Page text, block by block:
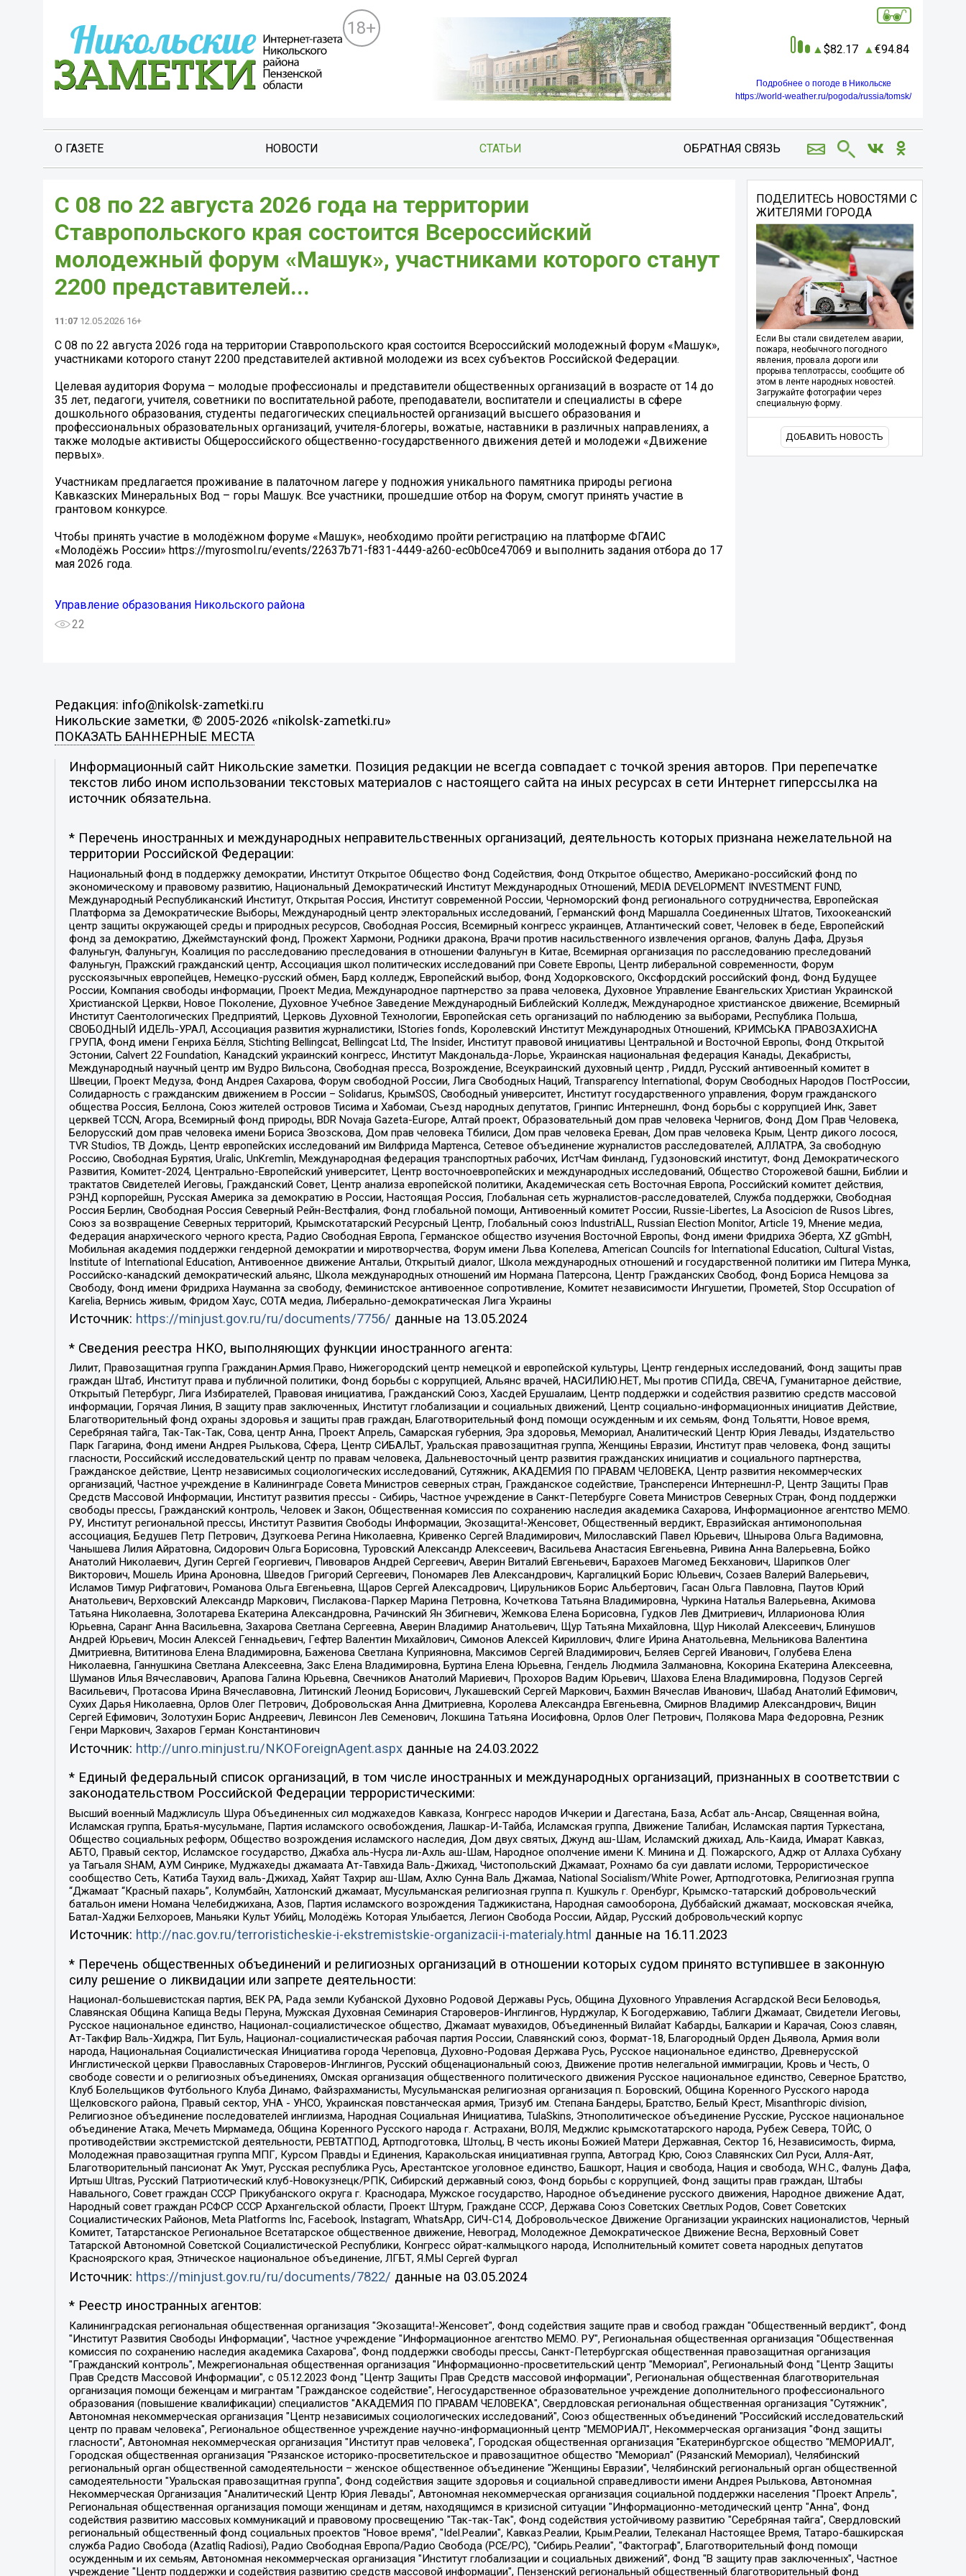
18+
82.17 94.84
Подробнее о погоде в Никольске
https://world-weather.ru/pogoda/russia/tomsk/
О ГАЗЕТЕ НОВОСТИ СТАТЬИ ОБРАТНАЯ СВЯЗЬ
С 08 по 22 августа 2026 года на территории
Ставропольского края состоится Всероссийский
молодежный форум «Машук», участниками которого станут
2200 представителей...
11:07 12.05.2026 16+
С 08 по 22 августа 2026 года на территории Ставропольского края состоится Всероссийский молодежный форум «Машук»,
участниками которого станут 2200 представителей активной молодежи из всех субъектов Российской Федерации.
Целевая аудитория Форума – молодые профессионалы и представители общественных организаций в возрасте от 14 до
35 лет, педагоги, учителя, советники по воспитательной работе, преподаватели, воспитатели и специалисты в сфере
дошкольного образования, студенты педагогических специальностей организаций высшего образования и
профессиональных образовательных организаций, учителя-блогеры, вожатые, наставники в различных направлениях, а
также молодые активисты Общероссийского общественно-государственного движения детей и молодежи «Движение
первых».
Участникам предлагается проживание в палаточном лагере у подножия уникального памятника природы региона
Кавказских Минеральных Вод – горы Машук. Все участники, прошедшие отбор на Форум, смогут принять участие в
грантовом конкурсе.
Чтобы принять участие в молодёжном форуме «Машук», необходимо пройти регистрацию на платформе ФГАИС
«Молодёжь России» https://myrosmol.ru/events/22637b71-f831-4449-a260-ec0b0ce47069 и выполнить задания отбора до 17
мая 2026 года.
Управление образования Никольского района
22
ПОДЕЛИТЕСЬ НОВОСТЯМИ С
ЖИТЕЛЯМИ ГОРОДА
Если Вы стали свидетелем аварии,
пожара, необычного погодного
явления, провала дороги или
прорыва теплотрассы, сообщите об
этом в ленте народных новостей.
Загружайте фотографии через
специальную форму.
ДОБАВИТЬ НОВОСТЬ
Редакция: info@nikolsk-zametki.ru
Никольские заметки, © 2005-2026 «nikolsk-zametki.ru»
ПОКАЗАТЬ БАННЕРНЫЕ МЕСТА
Информационный сайт Никольские заметки. Позиция редакции не всегда совпадает с точкой зрения авторов. При перепечатке
текстов либо ином использовании текстовых материалов с настоящего сайта на иных ресурсах в сети Интернет гиперссылка на
источник обязательна.
* Перечень иностранных и международных неправительственных организаций, деятельность которых признана нежелательной на
территории Российской Федерации:
Национальный фонд в поддержку демократии, Институт Открытое Общество Фонд Содействия, Фонд Открытое общество, Американо-российский фонд по
экономическому и правовому развитию, Национальный Демократический Институт Международных Отношений, MEDIA DEVELOPMENT INVESTMENT FUND,
Международный Республиканский Институт, Открытая Россия, Институт современной России, Черноморский фонд регионального сотрудничества, Европейская
Платформа за Демократические Выборы, Международный центр электоральных исследований, Германский фонд Маршалла Соединенных Штатов, Тихоокеанский
центр защиты окружающей среды и природных ресурсов, Свободная Россия, Всемирный конгресс украинцев, Атлантический совет, Человек в беде, Европейский
фонд за демократию, Джеймстаунский фонд, Прожект Хармони, Родники дракона, Врачи против насильственного извлечения органов, Фалунь Дафа, Друзья
Фалуньгун, Фалуньгун, Коалиция по расследованию преследования в отношении Фалуньгун в Китае, Всемирная организация по расследованию преследований
Фалуньгун, Пражский гражданский центр, Ассоциация школ политических исследований при Совете Европы, Центр либеральной современности, Форум
русскоязычных европейцев, Немецко-русский обмен, Бард колледж, Европейский выбор, Фонд Ходорковского, Оксфордский российский фонд, Фонд Будущее
России, Компания свободы информации, Проект Медиа, Международное партнерство за права человека, Духовное Управление Евангельских Христиан Украинской
Христианской Церкви, Новое Поколение, Духовное Учебное Заведение Международный Библейский Колледж, Международное христианское движение, Всемирный
Институт Саентологических Предприятий, Церковь Духовной Технологии, Европейская сеть организаций по наблюдению за выборами, Республика Польша,
СВОБОДНЫЙ ИДЕЛЬ-УРАЛ, Ассоциация развития журналистики, IStories fonds, Королевский Институт Международных Отношений, КРИМСЬКА ПРАВОЗАХИСНА
ГРУПА, Фонд имени Генриха Бёлля, Stichting Bellingcat, Bellingcat Ltd, The Insider, Институт правовой инициативы Центральной и Восточной Европы, Фонд Открытой
Эстонии, Calvert 22 Foundation, Канадский украинский конгресс, Институт Макдональда-Лорье, Украинская национальная федерация Канады, Декабристы,
Международный научный центр им Вудро Вильсона, Свободная пресса, Возрождение, Всеукраинский духовный центр , Риддл, Русский антивоенный комитет в
Швеции, Проект Медуза, Фонд Андрея Сахарова, Форум свободной России, Лига Свободных Наций, Transparеncy International, Форум Свободных Народов ПостРоссии,
Солидарность с гражданским движением в России – Solidarus, КрымSOS, Свободный университет, Институт государственного управления, Форум гражданского
общества Россия, Беллона, Союз жителей островов Тисима и Хабомаи, Съезд народных депутатов, Гринпис Интернешнл, Фонд борьбы с коррупцией Инк, Завет
церквей TCCN, Агора, Всемирный фонд природы, BDR Novaja Gazeta-Europe, Алтай проект, Образовательный дом прав человека Чернигов, Фонд Дом Прав Человека,
Белорусский дом прав человека имени Бориса Звозскова, Дом прав человека Тбилиси, Дом прав человека Ереван, Дом прав человека Крым, Центр дикого лосося,
TVR Studios, ТВ Дождь, Центр европейских исследований им Вилфрида Мартенса, Сетевое объединение журналистов расследователей, АЛЛАТРА, За свободную
Россию, Свободная Бурятия, Uralic, UnKremlin, Международная федерация транспортных рабочих, ИстЧам Финланд, Гудзоновский институт, Фонд Демократического
Развития, Комитет-2024, Центрально-Европейский университет, Центр восточноевропейских и международных исследований, Общество Сторожевой башни, Библии и
трактатов Свидетелей Иеговы, Гражданский Совет, Центр анализа европейской политики, Академическая сеть Восточная Европа, Российский комитет действия,
РЭНД корпорейшн, Русская Америка за демократию в России, Настоящая Россия, Глобальная сеть журналистов-расследователей, Служба поддержки, Свободная
Россия Берлин, Свободная Россия Северный Рейн-Вестфалия, Фонд глобальной помощи, Антивоенный комитет России, Russie-Libertes, La Asocicion de Rusos Libres,
Союз за возвращение Северных территорий, Крымскотатарский Ресурсный Центр, Глобальный союз IndustriALL, Russian Election Monitor, Article 19, Мнение медиа,
Федерация анархического черного креста, Радио Свободная Европа, Германское общество изучения Восточной Европы, Фонд имени Фридриха Эберта, XZ gGmbH,
Мобильная академия поддержки гендерной демократии и миротворчества, Форум имени Льва Копелева, American Councils for International Education, Cultural Vistas,
Institute of International Education, Антивоенное движение Антальи, Открытый диалог, Школа международных отношений и государственной политики им Питера Мунка,
Российско-канадский демократический альянс, Школа международных отношений им Нормана Патерсона, Центр Гражданских Свобод, Фонд Бориса Немцова за
Свободу, Фонд имени Фридриха Науманна за свободу, Феминистское антивоенное сопротивление, Комитет независимости Ингушетии, Прометей, Stop Occupation of
Karelia, Вернись живым, Фридом Хаус, СОТА медиа, Либерально-демократическая Лига Украины
Источник: https://minjust.gov.ru/ru/documents/7756/ данные на 13.05.2024
* Сведения реестра НКО, выполняющих функции иностранного агента:
Лилит, Правозащитная группа Гражданин.Армия.Право, Нижегородский центр немецкой и европейской культуры, Центр гендерных исследований, Фонд защиты прав
граждан Штаб, Институт права и публичной политики, Фонд борьбы с коррупцией, Альянс врачей, НАСИЛИЮ.НЕТ, Мы против СПИДа, СВЕЧА, Гуманитарное действие,
Открытый Петербург, Лига Избирателей, Правовая инициатива, Гражданский Союз, Хасдей Ерушалаим, Центр поддержки и содействия развитию средств массовой
информации, Горячая Линия, В защиту прав заключенных, Институт глобализации и социальных движений, Центр социально-информационных инициатив Действие,
Благотворительный фонд охраны здоровья и защиты прав граждан, Благотворительный фонд помощи осужденным и их семьям, Фонд Тольятти, Новое время,
Серебряная тайга, Так-Так-Так, Сова, центр Анна, Проект Апрель, Самарская губерния, Эра здоровья, Мемориал, Аналитический Центр Юрия Левады, Издательство
Парк Гагарина, Фонд имени Андрея Рылькова, Сфера, Центр СИБАЛЬТ, Уральская правозащитная группа, Женщины Евразии, Институт прав человека, Фонд защиты
гласности, Российский исследовательский центр по правам человека, Дальневосточный центр развития гражданских инициатив и социального партнерства,
Гражданское действие, Центр независимых социологических исследований, Сутяжник, АКАДЕМИЯ ПО ПРАВАМ ЧЕЛОВЕКА, Центр развития некоммерческих
организаций, Частное учреждение в Калининграде Совета Министров северных стран, Гражданское содействие, Трансперенси Интернешнл-Р, Центр Защиты Прав
Средств Массовой Информации, Институт развития прессы - Сибирь, Частное учреждение в Санкт-Петербурге Совета Министров Северных Стран, Фонд поддержки
свободы прессы, Гражданский контроль, Человек и Закон, Общественная комиссия по сохранению наследия академика Сахарова, Информационное агентство МЕМО.
РУ, Институт региональной прессы, Институт Развития Свободы Информации, Экозащита!-Женсовет, Общественный вердикт, Евразийская антимонопольная
ассоциация, Бедушев Петр Петрович, Дзугкоева Регина Николаевна, Кривенко Сергей Владимирович, Милославский Павел Юрьевич, Шнырова Ольга Вадимовна,
Чанышева Лилия Айратовна, Сидорович Ольга Борисовна, Туровский Александр Алексеевич, Васильева Анастасия Евгеньевна, Ривина Анна Валерьевна, Бойко
Анатолий Николаевич, Дугин Сергей Георгиевич, Пивоваров Андрей Сергеевич, Аверин Виталий Евгеньевич, Барахоев Магомед Бекханович, Шарипков Олег
Викторович, Мошель Ирина Ароновна, Шведов Григорий Сергеевич, Пономарев Лев Александрович, Каргалицкий Борис Юльевич, Созаев Валерий Валерьевич,
Исламов Тимур Рифгатович, Романова Ольга Евгеньевна, Щаров Сергей Алексадрович, Цирульников Борис Альбертович, Гасан Ольга Павловна, Паутов Юрий
Анатольевич, Верховский Александр Маркович, Пислакова-Паркер Марина Петровна, Кочеткова Татьяна Владимировна, Чуркина Наталья Валерьевна, Акимова
Татьяна Николаевна, Золотарева Екатерина Александровна, Рачинский Ян Збигневич, Жемкова Елена Борисовна, Гудков Лев Дмитриевич, Илларионова Юлия
Юрьевна, Саранг Анна Васильевна, Захарова Светлана Сергеевна, Аверин Владимир Анатольевич, Щур Татьяна Михайловна, Щур Николай Алексеевич, Блинушов
Андрей Юрьевич, Мосин Алексей Геннадьевич, Гефтер Валентин Михайлович, Симонов Алексей Кириллович, Флиге Ирина Анатольевна, Мельникова Валентина
Дмитриевна, Вититинова Елена Владимировна, Баженова Светлана Куприяновна, Максимов Сергей Владимирович, Беляев Сергей Иванович, Голубева Елена
Николаевна, Ганнушкина Светлана Алексеевна, Закс Елена Владимировна, Буртина Елена Юрьевна, Гендель Людмила Залмановна, Кокорина Екатерина Алексеевна,
Шуманов Илья Вячеславович, Арапова Галина Юрьевна, Свечников Анатолий Мариевич, Прохоров Вадим Юрьевич, Шахова Елена Владимировна, Подузов Сергей
Васильевич, Протасова Ирина Вячеславовна, Литинский Леонид Борисович, Лукашевский Сергей Маркович, Бахмин Вячеслав Иванович, Шабад Анатолий Ефимович,
Сухих Дарья Николаевна, Орлов Олег Петрович, Добровольская Анна Дмитриевна, Королева Александра Евгеньевна, Смирнов Владимир Александрович, Вицин
Сергей Ефимович, Золотухин Борис Андреевич, Левинсон Лев Семенович, Локшина Татьяна Иосифовна, Орлов Олег Петрович, Полякова Мара Федоровна, Резник
Генри Маркович, Захаров Герман Константинович
Источник: http://unro.minjust.ru/NKOForeignAgent.aspxданные на 24.03.2022
* Единый федеральный список организаций, в том числе иностранных и международных организаций, признанных в соответствии с
законодательством Российской Федерации террористическими:
Высший военный Маджлисуль Шура Объединенных сил моджахедов Кавказа, Конгресс народов Ичкерии и Дагестана, База, Асбат аль-Ансар, Священная война,
Исламская группа, Братья-мусульмане, Партия исламского освобождения, Лашкар-И-Тайба, Исламская группа, Движение Талибан, Исламская партия Туркестана,
Общество социальных реформ, Общество возрождения исламского наследия, Дом двух святых, Джунд аш-Шам, Исламский джихад, Аль-Каида, Имарат Кавказ,
АБТО, Правый сектор, Исламское государство, Джабха аль-Нусра ли-Ахль аш-Шам, Народное ополчение имени К. Минина и Д. Пожарского, Аджр от Аллаха Субхану
уа Тагьаля SHAM, АУМ Синрике, Муджахеды джамаата Ат-Тавхида Валь-Джихад, Чистопольский Джамаат, Рохнамо ба суи давлати исломи, Террористическое
сообщество Сеть, Катиба Таухид валь-Джихад, Хайят Тахрир аш-Шам, Ахлю Сунна Валь Джамаа, National Socialism/White Power, Артподготовка, Религиозная группа
“Джамаат “Красный пахарь”, Колумбайн, Хатлонский джамаат, Мусульманская религиозная группа п. Кушкуль г. Оренбург, Крымско-татарский добровольческий
батальон имени Номана Челебиджихана, Азов, Партия исламского возрождения Таджикистана, Народная самооборона, Дуббайский джамаат, московская ячейка,
Батал-Хаджи Белхороев, Маньяки Культ Убийц, Молодёжь Которая Улыбается, Легион Свобода России, Айдар, Русский добровольческий корпус
Источник: http://nac.gov.ru/terroristicheskie-i-ekstremistskie-organizacii-i-materialy.html данные на 16.11.2023
* Перечень общественных объединений и религиозных организаций в отношении которых судом принято вступившее в законную
силу решение о ликвидации или запрете деятельности:
Национал-большевистская партия, ВЕК РА, Рада земли Кубанской Духовно Родовой Державы Русь, Община Духовного Управления Асгардской Веси Беловодья,
Славянская Община Капища Веды Перуна, Мужская Духовная Семинария Староверов-Инглингов, Нурджулар, К Богодержавию, Таблиги Джамаат, Свидетели Иеговы,
Русское национальное единство, Национал-социалистическое общество, Джамаат мувахидов, Объединенный Вилайат Кабарды, Балкарии и Карачая, Союз славян,
Ат-Такфир Валь-Хиджра, Пит Буль, Национал-социалистическая рабочая партия России, Славянский союз, Формат-18, Благородный Орден Дьявола, Армия воли
народа, Национальная Социалистическая Инициатива города Череповца, Духовно-Родовая Держава Русь, Русское национальное единство, Древнерусской
Инглистической церкви Православных Староверов-Инглингов, Русский общенациональный союз, Движение против нелегальной иммиграции, Кровь и Честь, О
свободе совести и о религиозных объединениях, Омская организация общественного политического движения Русское национальное единство, Северное Братство,
Клуб Болельщиков Футбольного Клуба Динамо, Файзрахманисты, Мусульманская религиозная организация п. Боровский, Община Коренного Русского народа
Щелковского района, Правый сектор, УНА - УНСО, Украинская повстанческая армия, Тризуб им. Степана Бандеры, Братство, Белый Крест, Misanthropic division,
Религиозное объединение последователей инглиизма, Народная Социальная Инициатива, TulaSkins, Этнополитическое объединение Русские, Русское национальное
объединение Атака, Мечеть Мирмамеда, Община Коренного Русского народа г. Астрахани, ВОЛЯ, Меджлис крымскотатарского народа, Рубеж Севера, ТОЙС, О
противодействии экстремистской деятельности, РЕВТАТПОД, Артподготовка, Штольц, В честь иконы Божией Матери Державная, Сектор 16, Независимость, Фирма,
Молодежная правозащитная группа МПГ, Курсом Правды и Единения, Каракольская инициативная группа, Автоград Крю, Союз Славянских Сил Руси, Алля-Аят,
Благотворительный пансионат Ак Умут, Русская республика Русь, Арестантское уголовное единство, Башкорт, Нация и свобода, Нация и свобода, W.H.С., Фалунь Дафа,
Иртыш Ultras, Русский Патриотический клуб-Новокузнецк/РПК, Сибирский державный союз, Фонд борьбы с коррупцией, Фонд защиты прав граждан, Штабы
Навального, Совет граждан СССР Прикубанского округа г. Краснодара, Мужское государство, Народное объединение русского движения, Народное движение Адат,
Народный совет граждан РСФСР СССР Архангельской области, Проект Штурм, Граждане СССР, Держава Союз Советских Светлых Родов, Совет Советских
Социалистических Районов, Meta Platforms Inc, Facebook, Instagram, WhatsApp, СИЧ-С14, Добровольческое Движение Организации украинских националистов, Черный
Комитет, Татарстанское Региональное Всетатарское общественное движение, Невоград, Молодежное Демократическое Движение Весна, Верховный Совет
Татарской Автономной Советской Социалистической Республики, Конгресс ойрат-калмыцкого народа, Исполнительный комитет совета народных депутатов
Красноярского края, Этническое национальное объединение, ЛГБТ, Я.МЫ Сергей Фургал
Источник: https://minjust.gov.ru/ru/documents/7822/ данные на 03.05.2024
* Реестр иностранных агентов:
Калининградская региональная общественная организация "Экозащита!-Женсовет", Фонд содействия защите прав и свобод граждан "Общественный вердикт", Фонд "Институт Развития Свободы Информации", Частное учреждение "Информационное агентство МЕМО. РУ", Региональная общественная организация "Общественная комиссия по сохранению наследия академика Сахарова", Фонд поддержки свободы прессы, Санкт-Петербургская общественная правозащитная организация "Гражданский контроль", Межрегиональная общественная организация "Информационно-просветительский центр "Мемориал", Региональный Фонд "Центр Защиты Прав Средств Массовой Информации", с 05.12.2023 Фонд "Центр Защиты Прав Средств массовой информации", Региональная общественная благотворительная организация помощи беженцам и мигрантам "Гражданское содействие", Негосударственное образовательное учреждение дополнительного профессионального образования (повышение квалификации) специалистов "АКАДЕМИЯ ПО ПРАВАМ ЧЕЛОВЕКА", Свердловская региональная общественная организация "Сутяжник", Автономная некоммерческая организация "Центр независимых социологических исследований", Союз общественных объединений "Российский исследовательский центр по правам человека", Региональное общественное учреждение научно-информационный центр "МЕМОРИАЛ", Некоммерческая организация "Фонд защиты гласности", Автономная некоммерческая организация "Институт прав человека", Городская общественная организация "Екатеринбургское общество "МЕМОРИАЛ", Городская общественная организация "Рязанское историко-просветительское и правозащитное общество "Мемориал" (Рязанский Мемориал), Челябинский региональный орган общественной самодеятельности – женское общественное объединение "Женщины Евразии", Челябинский региональный орган общественной самодеятельности "Уральская правозащитная группа", Фонд содействия защите здоровья и социальной справедливости имени Андрея Рылькова, Автономная Некоммерческая Организация "Аналитический Центр Юрия Левады", Автономная некоммерческая организация социальной поддержки населения "Проект Апрель", Региональная общественная организация помощи женщинам и детям, находящимся в кризисной ситуации "Информационно-методический центр "Анна", Фонд содействия развитию массовых коммуникаций и правовому просвещению "Так-так-Так", Фонд содействия устойчивому развитию "Серебряная тайга", Свердловский региональный общественный фонд социальных проектов "Новое время", "Idel.Реалии", Кавказ.Реалии, Крым.Реалии, Телеканал Настоящее Время, Татаро-башкирская служба Радио Свобода (Azatliq Radiosi), Радио Свободная Европа/Радио Свобода (PCE/PC), "Сибирь.Реалии", "Фактограф", Благотворительный фонд помощи осужденным и их семьям, Автономная некоммерческая организация "Институт глобализации и социальных движений", Фонд "В защиту прав заключенных", Частное учреждение "Центр поддержки и содействия развитию средств массовой информации", Пензенский региональный общественный благотворительный фонд "Гражданский союз", "Север.Реалии", Некоммерческая организация Фонд "Правовая инициатива", Общество с ограниченной ответственностью "Радио Свободная Европа/Радио Свобода", Чешское информационное агентство "MEDIUM-ORIENT", Красноярская региональная общественная организация "Мы против СПИДа", Камалягин Денис Николаевич, Маркелов Сергей Евгеньевич, Пономарев Лев Александрович, Савицкая Людмила Алексеевна, Автономная некоммерческая организация "Центр по работе с проблемой насилия "НАСИЛИЮ.НЕТ", Межрегиональный профессиональный союз работников здравоохранения "Альянс врачей", Юридическое лицо, зарегистрированное в Латвийской Республике, SIA "Medusa Project" (регистрационный номер 40103797863, дата регистрации 10.06.2014), Некоммерческая организация "Фонд по борьбе с коррупцией", Автономная некоммерческая организация "Институт права и публичной политики", Баданин Роман Сергеевич, Гликин Максим Александрович, Железнова Мария Михайловна, Лукьянова Юлия Сергеевна, Маетная Елизавета Витальевна, Маняхин Петр Борисович, Чуракова Ольга Владимировна, Ярош Юлия Петровна, Юридическое лицо "The Insider SIA", зарегистрированное в Риге, Латвийская Республика (дата регистрации 26.06.2015), являющееся администратором доменного имени интернет-издания "The Insider SIA", https://theins.ru, Постернак Алексей Евгеньевич, Рубин Михаил Аркадьевич, Анин Роман Александрович, Юридическое лицо Istories fonds, зарегистрированное в Латвийской Республике (регистрационный номер 50008295751, дата регистрации 24.02.2020), Великовский Дмитрий Александрович, Долинина Ирина Николаевна, Мароховская Алеся Алексеевна, Шлейнов Роман Юрьевич, Шмагун Олеся Валентиновна, Общество с ограниченной ответственностью "Альтаир 2021", Общество с ограниченной ответственностью "Вега 2021", Общество с ограниченной ответственностью "Главный редактор 2021", Общество с ограниченной ответственностью "Ромашки монолит", Важенков Артем Валерьевич, Ивановская областная общественная организация "Центр гендерных исследований", Гурман Юрий Альбертович, Медиапроект "ОВД-Инфо", Егоров Владимир Владимирович, Жилинский Владимир Александрович, Общество с ограниченной ответственностью "ЗП", Иванова София Юрьевна, Карезина Инна Павловна, Кильтау Екатерина Викторовна, Петров Алексей Викторович, Пискунов Сергей Евгеньевич, Смирнов Сергей Сергеевич, Тихонов Михаил Сергеевич, Общество с ограниченной ответственностью "ЖУРНАЛИСТ-ИНОСТРАННЫЙ АГЕНТ", Арапова Галина Юрьевна, Вольтская Татьяна Анатольевна, Американская компания "Mason G.E.S. Anonymous Foundation" (США), являющаяся владельцем интернет-издания https://mnews.world/, Компания "Stichting Bellingcat", зарегистрированная в Нидерландах (дата регистрации 11.07.2018), Захаров Андрей Вячеславович, Клепиковская Екатерина Дмитриевна, Общество с ограниченной ответственностью "МЕМО", Перл Роман Александрович, Симонов Евгений Алексеевич, Соловьева Елена Анатольевна, Сотников Даниил Владимирович, Сурначева Елизавета Дмитриевна, Автономная некоммерческая организация по защите прав человека и информированию населения "Якутия – Наше Мнение", Общество с ограниченной ответственностью "Москоу диджитал медиа", с 26.01.2023 Общество с ограниченной ответственностью "Чайка Белые сады", Ветошкина Валерия Валерьевна, Заговора Максим Александрович, Межрегиональное общественное движение "Российская ЛГБТ - сеть", Оленичев Максим Владимирович, Павлов Иван Юрьевич, Скворцова Елена Сергеевна, Общество с ограниченной ответственностью "Как бы инагент", Кочетков Игорь Викторович, Общество с ограниченной ответственностью "Честные выборы", Еланчик Олег Александрович, Общество с ограниченной ответственностью "Нобелевский призыв", Гималова Регина Эмилевна, Григорьев Андрей Валерьевич, Григорьева Алина Александровна, Ассоциация по содействию защите прав призывников, альтернативнослужащих и военнослужащих "Правозащитная группа "Гражданин.Армия.Право", Хисамова Регина Фаритовна, Автономная некоммерческая организация по реализации социально-правовых программ "Лилит", Дальневосточное общественное движение "Маяк", Санкт-Петербургская ЛГБТ-инициативная группа "Выход", Инициативная группа ЛГБТ+ "Реверс", Алексеев Андрей Викторович, Бекбулатова Таисия Львовна, Беляев Иван Михайлович, Владыкина Елена Сергеевна, Гельман Марат Александрович, Никульшина Вероника Юрьевна, Толоконникова Надежда Андреевна, Шендерович Виктор Анатольевич, Общество с ограниченной ответственностью "Данное сообщение", Общество с ограниченной ответственностью Издательский дом "Новая глава", Айнбиндер Александра Александровна, Московский комьюнити-центр для ЛГБТ+инициатив, Благотворительный фонд развития филантропии, Deutsche Welle (Германия, Kurt-Schumacher-Strasse 3, 53113 Bonn), Борзунова Мария Михайловна, Воробьев Виктор Викторович, Голубева Анна Львовна, Константинова Алла Михайловна, Малкова Ирина Владимировна, Мурадов Мурад Абдулгалимович, Осетинская Елизавета Николаевна, Понасенков Евгений Николаевич, Ганапольский Матвей Юрьевич, Киселев Евгений Алексеевич, Борухович Ирина Григорьевна, Дремин Иван Тимофеевич, Дубровский Дмитрий Викторович, Красноярская региональная общественная организация поддержки и развития альтернативных образовательных технологий и межкультурных коммуникаций "ИНТЕРРА", Маяковская Екатерина Алексеевна, Фейгин Марк Захарович, Филимонов Андрей Викторович, Дзугкоева Регина Николаевна, Доброхотов Роман Александрович, Дудь Юрий Александрович, Елкин Сергей Владимирович, Кругликов Кирилл Игоревич, Сабунаева Мария Леонидовна, Семенов Алексей Владимирович, Шаинян Карен Багратович, Шульман Екатерина Михайловна, Асафьев Артур Валерьевич, Вахштайн Виктор Семенович, Венедиктов Алексей Алексеевич, Лушникова Екатерина Евгеньевна, Волков Леонид Михайлович, Невзоров Александр Глебович, Пархоменко Сергей Борисович, Сироткин Ярослав Николаевич, Кара-Мурза Владимир Владимирович, Баранова Наталья Владимировна, Гозман Леонид Яковлевич, Кагарлицкий Борис Юльевич, Климарев Михаил Валерьевич, Милов Владимир Станиславович, Автономная некоммерческая организация Краснодарский центр современного искусства "Типография", Моргенштерн Алишер Тагирович, Соболь Любовь Эдуардовна, Общество с ограниченной ответственностью "ЛИЗА НОРМ", Каспаров Гарри Кимович, Ходорковский Михаил Борисович, Общество с ограниченной ответственностью "Апрельские тезисы", Данилович Ирина Брониславовна, Кашин Олег Владимирович, Петров Николай Владимирович, Пивоваров Алексей Владимирович, Соколов Михаил Владимирович, Цветкова Юлия Владимировна, Чичваркин Евгений Александрович, Комитет против пыток/Команда против пыток, Общество с ограниченной ответственностью "Первый научный", Общество с ограниченной ответственностью "Вертолет и ко", Белоцерковская Вероника Борисовна, Кац Максим Евгеньевич, Лазарева Татьяна Юрьевна, Шаведдинов Руслан Табризович, Яшин Илья Валерьевич, Общество с ограниченной ответственностью "Иноагент ААВ", Алешковский Дмитрий Петрович, Альбац Евгения Марковна, Быков Дмитрий Львович, Галямина Юлия Евгеньевна, Лойко Сергей Леонидович, Мартынов Кирилл Константинович, Медведев Сергей Александрович, Крашенинников Федор Геннадиевич, Гордеева Катерина Вл